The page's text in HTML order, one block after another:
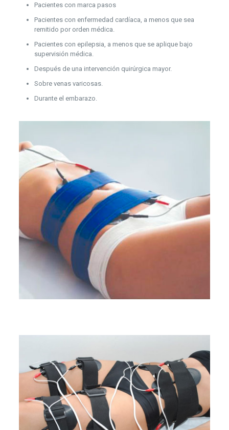
Pacientes con marca pasos
Pacientes con enfermedad cardíaca, a menos que sea
remitido por orden médica.
Pacientes con epilepsia, a menos que se aplique bajo
supervisión médica.
Después de una intervención quirúrgica mayor.
Sobre venas varicosas.
Durante el embarazo.